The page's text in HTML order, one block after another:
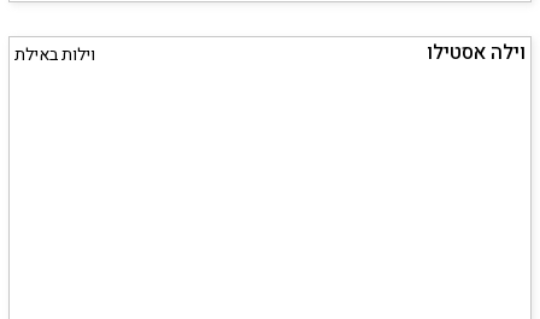
וילה אסטילו וילות באילת